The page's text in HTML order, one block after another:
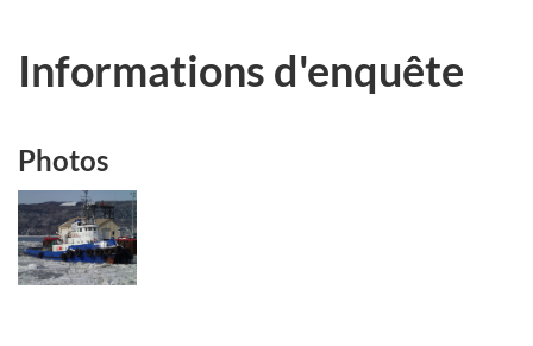
Informations d'enquête
Photos
Image